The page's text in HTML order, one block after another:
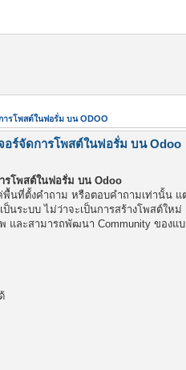
ารโพสต์ในฟอรั่ม บน ODOO
อร์จัดการโพสต์ในฟอรั่ม บน Odoo
รโพสต์ในฟอรั่ม บน Odoo
นที่ตั้งคำถาม หรือตอบคำถามเท่านั้น
นระบบ ไม่ว่าจะเป็นการสร้างโพสต์
ละสามารถพัฒนา Community ของแบ